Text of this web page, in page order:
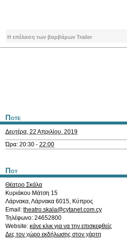
Η επέλαση των βαρβάρων Trailer
Ποτε
Δευτέρα, 22 Απριλίου, 2019
Ώρα: 20:30 - 22:00
Που
Θέατρο Σκάλα
Κυριάκου Μάτση 15
Λάρνακα,Λάρνακα 6015, Κύπρος
Email: theatro.skala@cytanet.com.cy
Τηλέφωνο: 24652800
Website: κάνε κλικ για να την επισκεφθείς
Δες τον χώρο εκδήλωσης στον χάρτη